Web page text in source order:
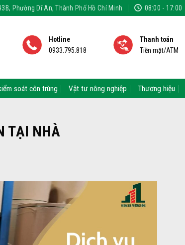
Phường Dĩ An, Thành Phố Hồ Chí Minh 08:00 - 17:00
Hotline
0933.795.818
Thanh toán
Tiền mặt/ATM
soát côn trùng Vật tư nông nghiệp Thương hiệu
TẠI NHÀ